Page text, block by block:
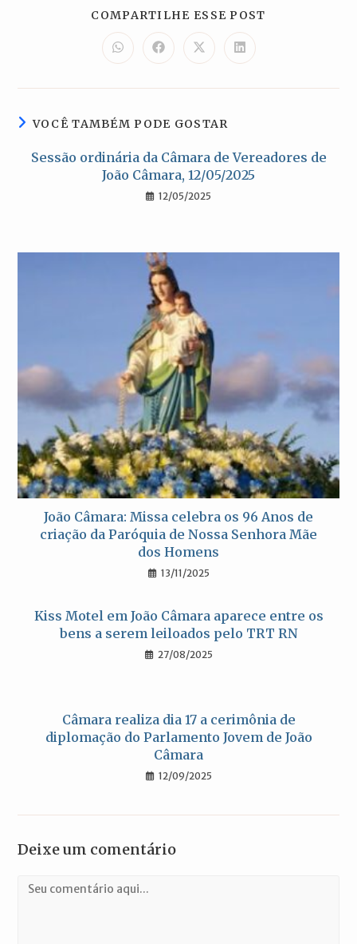
COMPARTILHE ESSE POST
Abre
em
nova
Abre
em
nova
Abre
em
nova
Abre
em
nova
VOCÊ TAMBÉM PODE GOSTAR
Sessão ordinária da Câmara de Vereadores de
João Câmara, 12/05/2025
12/05/2025
João Câmara: Missa celebra os 96 Anos de
criação da Paróquia de Nossa Senhora Mãe
dos Homens
13/11/2025
Kiss Motel em João Câmara aparece entre os
bens a serem leiloados pelo TRT RN
27/08/2025
Câmara realiza dia 17 a cerimônia de
diplomação do Parlamento Jovem de João
Câmara
12/09/2025
Deixe um comentário
Comentário